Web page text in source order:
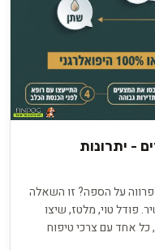
- יתרונות
על הספה? זו השאלה
פודל טוי, מלטז, שיצו
כל אחד עם צרכי טיפוח